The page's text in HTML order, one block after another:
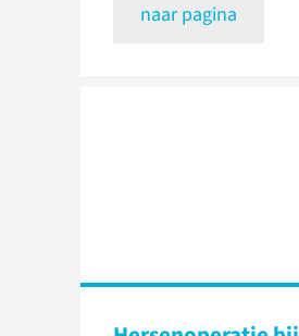
naar pagina